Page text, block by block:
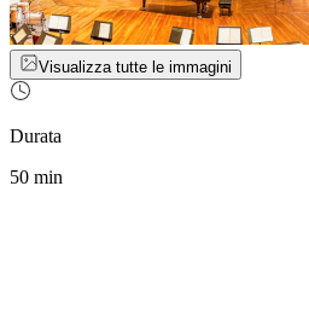
Visualizza tutte le immagini
Durata
50 min